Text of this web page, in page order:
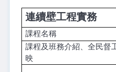
連續壁工程實務
課程名稱
課程及班務介紹、全民督
映